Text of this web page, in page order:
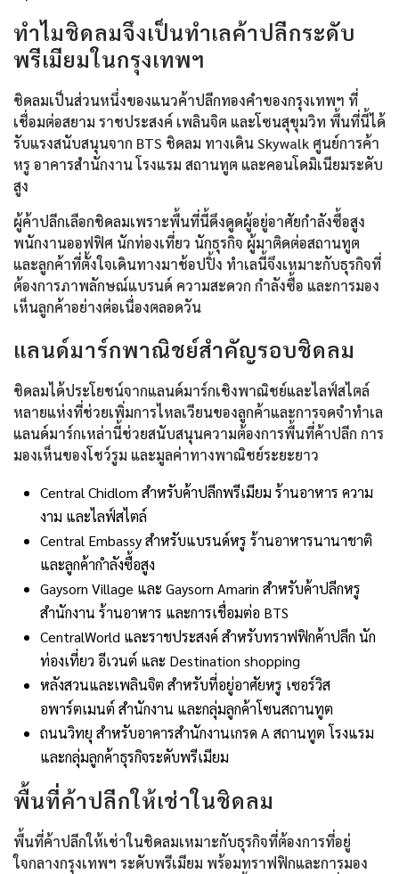
ทำไมชิดลมจึงเป็นทำเลค้าปลีกระดับ
พรีเมียมในกรุงเทพฯ
ชิดลมเป็นส่วนหนึ่งของแนวค้าปลีกทองคำของกรุงเทพฯ ที่
เชื่อมต่อสยาม ราชประสงค์ เพลินจิต และโซนสุขุมวิท พื้นที่นี้ได้
รับแรงสนับสนุนจาก BTS ชิดลม ทางเดิน Skywalk ศูนย์การค้า
หรู อาคารสำนักงาน โรงแรม สถานทูต และคอนโดมิเนียมระดับ
สูง
ผู้ค้าปลีกเลือกชิดลมเพราะพื้นที่นี้ดึงดูดผู้อยู่อาศัยกำลังซื้อสูง
พนักงานออฟฟิศ นักท่องเที่ยว นักธุรกิจ ผู้มาติดต่อสถานทูต
และลูกค้าที่ตั้งใจเดินทางมาช้อปปิ้ง ทำเลนี้จึงเหมาะกับธุรกิจที่
ต้องการภาพลักษณ์แบรนด์ ความสะดวก กำลังซื้อ และการมอง
เห็นลูกค้าอย่างต่อเนื่องตลอดวัน
แลนด์มาร์กพาณิชย์สำคัญรอบชิดลม
ชิดลมได้ประโยชน์จากแลนด์มาร์กเชิงพาณิชย์และไลฟ์สไตล์
หลายแห่งที่ช่วยเพิ่มการไหลเวียนของลูกค้าและการจดจำทำเล
แลนด์มาร์กเหล่านี้ช่วยสนับสนุนความต้องการพื้นที่ค้าปลีก การ
มองเห็นของโชว์รูม และมูลค่าทางพาณิชย์ระยะยาว
Central Chidlom สำหรับค้าปลีกพรีเมียม ร้านอาหาร ความ
งาม และไลฟ์สไตล์
Central Embassy สำหรับแบรนด์หรู ร้านอาหารนานาชาติ
และลูกค้ากำลังซื้อสูง
Gaysorn Village และ Gaysorn Amarin สำหรับค้าปลีกหรู
สำนักงาน ร้านอาหาร และการเชื่อมต่อ BTS
CentralWorld และราชประสงค์ สำหรับทราฟฟิกค้าปลีก นัก
ท่องเที่ยว อีเวนต์ และ Destination shopping
หลังสวนและเพลินจิต สำหรับที่อยู่อาศัยหรู เซอร์วิส
อพาร์ตเมนต์ สำนักงาน และกลุ่มลูกค้าโซนสถานทูต
ถนนวิทยุ สำหรับอาคารสำนักงานเกรด A สถานทูต โรงแรม
และกลุ่มลูกค้าธุรกิจระดับพรีเมียม
พื้นที่ค้าปลีกให้เช่าในชิดลม
พื้นที่ค้าปลีกให้เช่าในชิดลมเหมาะกับธุรกิจที่ต้องการที่อยู่
ใจกลางกรุงเทพฯ ระดับพรีเมียม พร้อมทราฟฟิกและการมอง